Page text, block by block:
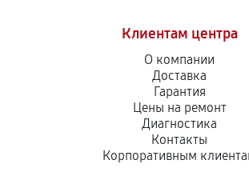
Клиентам центра
О компании
Доставка
Гарантия
Цены на ремонт
Диагностика
Контакты
Корпоративным